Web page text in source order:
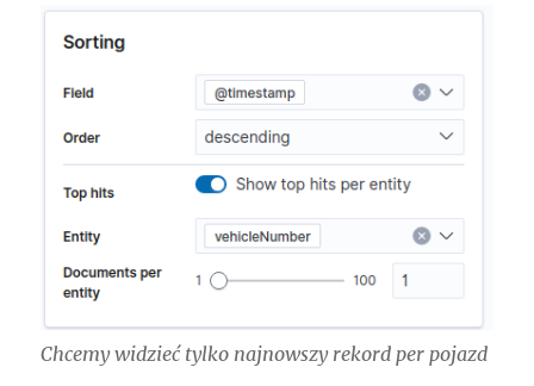
Chcemy widzieć tylko najnowszy rekord per pojazd